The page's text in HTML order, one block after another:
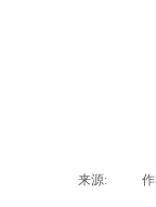
来源: